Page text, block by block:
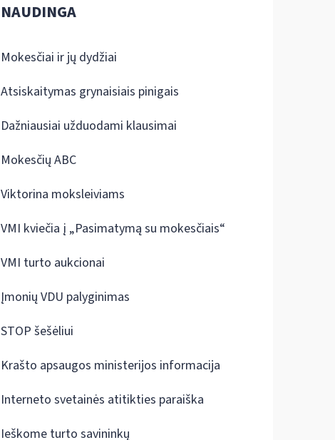
NAUDINGA
Mokesčiai ir jų dydžiai
Atsiskaitymas grynaisiais pinigais
Dažniausiai užduodami klausimai
Mokesčių ABC
Viktorina moksleiviams
VMI kviečia į „Pasimatymą su mokesčiais“
VMI turto aukcionai
Įmonių VDU palyginimas
STOP šešėliui
Krašto apsaugos ministerijos informacija
Interneto svetainės atitikties paraiška
Ieškome turto savininkų